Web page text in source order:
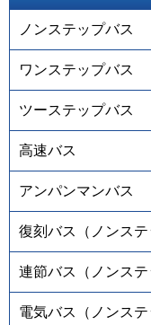
ノンステップバス
ワンステップバス
ツーステップバス
高速バス
アンパンマンバス
復刻バス（ノンステ
連節バス（ノンステ
電気バス（ノンステ